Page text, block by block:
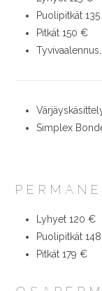
Puolipitkät
Pitkät 150 €
Simplex
Lyhyet 120 €
Puolipitkät
Pitkät 179 €